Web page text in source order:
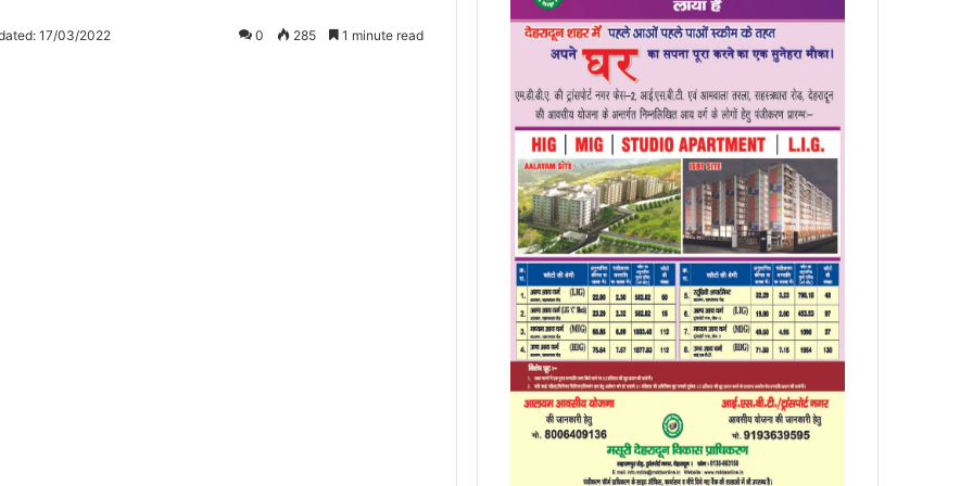
17/03/2022 0 285 1 minute read